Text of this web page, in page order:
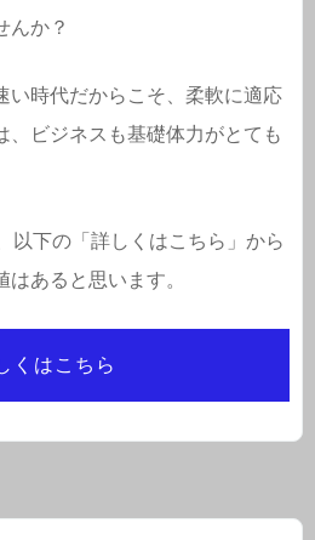
んか？
い時代だからこそ、柔軟に適応
、ビジネスも基礎体力がとても
以下の「詳しくはこちら」から
あると思います。
くはこちら